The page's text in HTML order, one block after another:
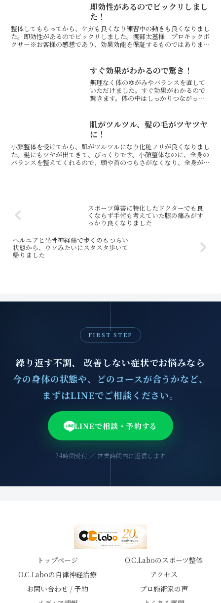
即効性があるのでビックリしまし
た！
整体してもらってから、ケガも良くなり練習中の動きも良くなりまし
た。即効性があるのでビックリしました。渡部太基様 プロキックボ
クサー※お客様の感想であり、効果効能を保証するものではありませ
すぐ効果がわかるので驚き！
無理なく体のゆがみやバランスを直して
いただけました。すぐ効果がわかるので
驚きます。体の中はしっかりつながって
な効果が出るのは本当にスゴいです。バ
キバキ鳴らせるわけでもな...
肌がツルツル、髪の毛がツヤツヤ
に！
小顔整体を受けてから、肌がツルツルになり化粧ノリが良くなりまし
た。髪にもツヤが出てきて、びっくりです。小顔整体なのに、全身の
バランスを整えてくれるので、頭や首のつらさがなくなり、全身がラ
スポーツ障害に特化したドクターでも良
くならず手術も考えていた膝の痛みがす
っかり良くなりました
ヘルニアと坐骨神経痛で歩くのもつらい
状態から、ウソみたいにスタスタ歩いて
帰りました
FIRST STEP
繰り返す不調、 改善しない症状でお悩みなら
今の身体の状態や、どのコースが合うかなど、
まずはLINEでご相談ください。
LINEで相談・予約する
24時間受付 ／ 営業時間内に返信します
トップページ
O.C.Laboのスポーツ整体
O.C.Laboの自律神経治療
アクセス
お問い合わせ / 予約
プロ施術家の声